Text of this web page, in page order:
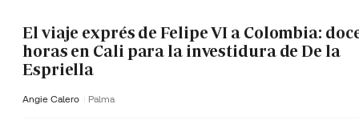
El viaje exprés de Felipe VI a Colombia:
horas en Cali para la investidura de De la
Espriella
Angie Calero Palma